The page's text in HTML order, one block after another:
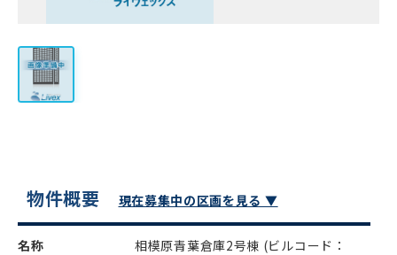
物件概要 現在募集中の区画を見る ▼
名称 相模原青葉倉庫2号棟 (ビルコード：